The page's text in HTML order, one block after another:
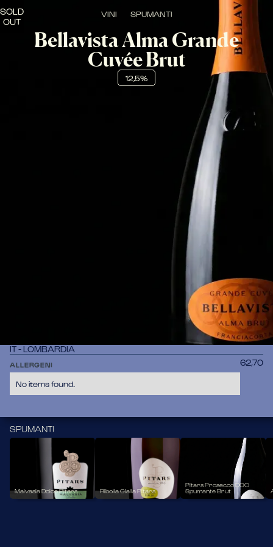
VINI SPUMANTI
Bellavista Alma Grande
Cuvée Brut
12,5%
SOLD
OUT
Franciacorta dal colore giallo paglierino luminoso con
perlage finissimo. Al naso note di frutta bianca, fiori bianchi,
miele e crosta di pane. Al palato è cremoso, fresco e di
IT - LOMBARDIA
ALLERGENI
No items found.
62,70
SPUMANTI
Malvasia Dolce Pitars Ribolla Gialla Pitars
Pitars Prosecco DOC
Spumante Brut